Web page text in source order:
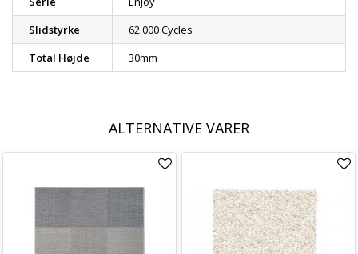
Slidstyrke
62.000 Cycles
Total Højde
30mm
ALTERNATIVE VARER